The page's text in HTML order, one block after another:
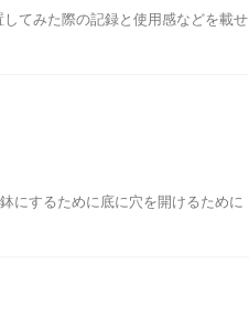
てみた際の記録と使用感などを載せ
にするために底に穴を開けるために